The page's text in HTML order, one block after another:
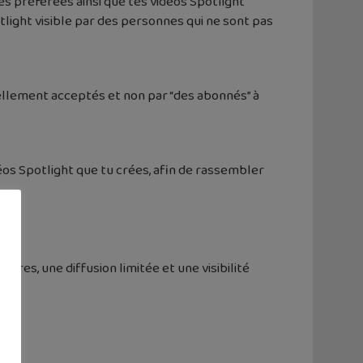
visible par des personnes qui ne sont pas
acceptés et non par “des abonnés” à
Spotlight que tu crées, afin de rassembler
une diffusion limitée et une visibilité